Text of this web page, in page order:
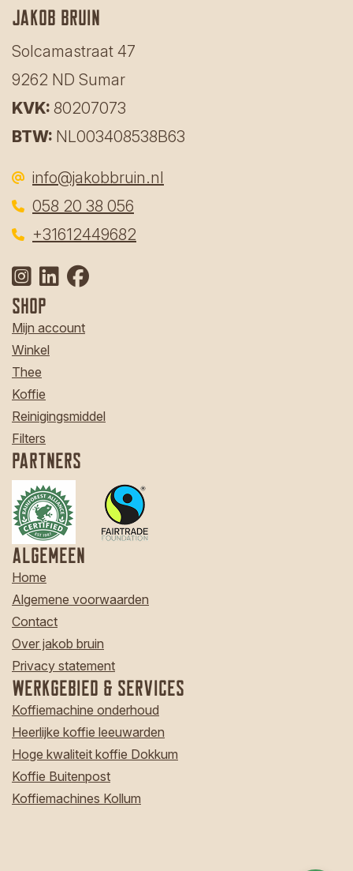
Jakob bruin
Solcamastraat 47
9262 ND Sumar
KVK: 80207073
BTW: NL003408538B63
info@jakobbruin.nl
058 20 38 056
+31612449682
Shop
Mijn account
Winkel
Thee
Koffie
Reinigingsmiddel
Filters
Partners
Algemeen
Home
Algemene voorwaarden
Contact
Over jakob bruin
Privacy statement
Werkgebied & Services
Koffiemachine onderhoud
Heerlijke koffie leeuwarden
Hoge kwaliteit koffie Dokkum
Koffie Buitenpost
Koffiemachines Kollum